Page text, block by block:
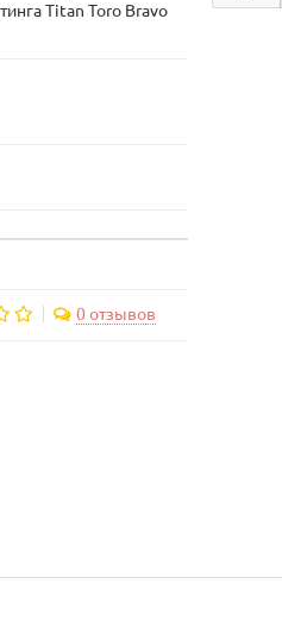
Titan Toro Bravo
0 отзывов